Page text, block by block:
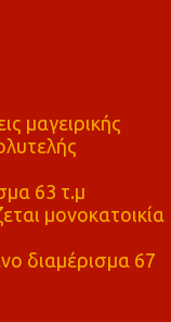
μαγειρικής
63 τ.μ
μονοκατοικία
διαμέρισμα 67